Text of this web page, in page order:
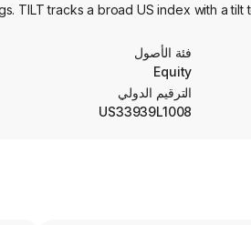
TILT tracks a broad US index with a
فئة الأصول
Equity
الترقيم الدولي
US33939L1008